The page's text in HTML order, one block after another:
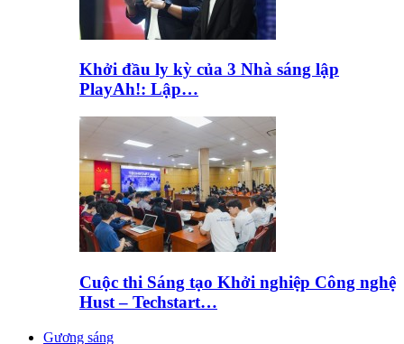
Khởi đầu ly kỳ của 3 Nhà sáng lập
PlayAh!: Lập…
Cuộc thi Sáng tạo Khởi nghiệp Công nghệ
Hust – Techstart…
Gương sáng